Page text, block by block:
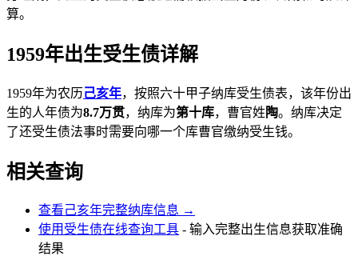
算。
1959年出生受生债详解
1959年为农历己亥年，按照六十甲子纳库受生债表，该年份出
生的人年债为8.7万贯，纳库为第十库，曹官姓陶。纳库决定
了还受生债法事时需要向哪一个库曹官缴纳受生钱。
相关查询
查看己亥年完整纳库信息 →
使用受生债在线查询工具 - 输入完整出生信息获取准确
结果